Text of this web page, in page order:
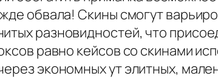
обвала! Скины смогут
разновидностей, что
равно кейсов со скинами
экономных ут элитных,